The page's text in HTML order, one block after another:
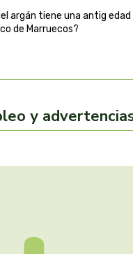
argán tiene una antig
de Marruecos?
y